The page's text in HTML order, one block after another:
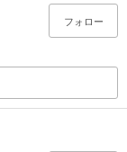
フォロー